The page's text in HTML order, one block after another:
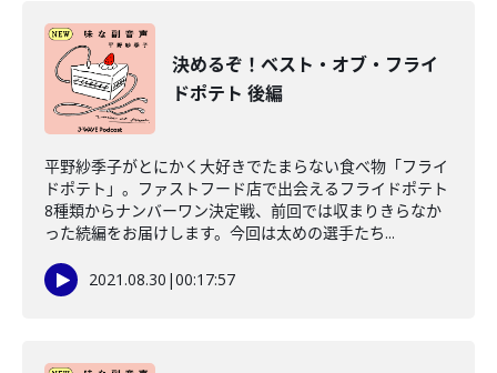
決めるぞ！ベスト・オブ・フライ
ドポテト 後編
平野紗季子がとにかく大好きでたまらない食べ物「フライ
ドポテト」。ファストフード店で出会えるフライドポテト
8種類からナンバーワン決定戦、前回では収まりきらなか
った続編をお届けします。今回は太めの選手たち...
2021.08.30 |00:17:57